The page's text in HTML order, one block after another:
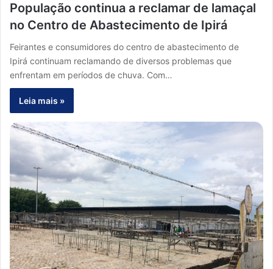
População continua a reclamar de lamaçal
no Centro de Abastecimento de Ipirá
Feirantes e consumidores do centro de abastecimento de
Ipirá continuam reclamando de diversos problemas que
enfrentam em períodos de chuva. Com…
Leia mais »